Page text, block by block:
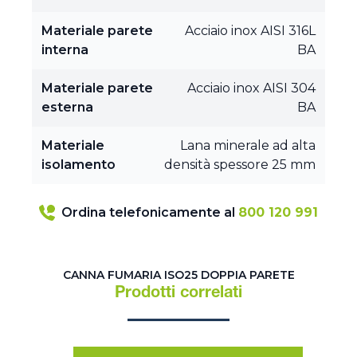
Materiale parete
interna
Acciaio inox AISI 316L
BA
Materiale parete
esterna
Acciaio inox AISI 304
BA
Materiale
isolamento
Lana minerale ad alta
densità spessore 25 mm
Ordina telefonicamente al 800 120 991
CANNA FUMARIA ISO25 DOPPIA PARETE
Prodotti correlati